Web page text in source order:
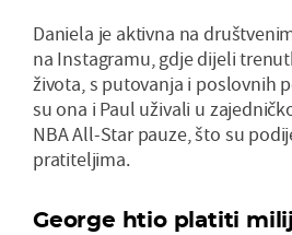
Daniela je aktivna na
na Instagramu, gdje dijeli
života, s putovanja i poslovnih
su ona i Paul uživali u
NBA All-Star pauze, što su
pratiteljima.
George htio platiti